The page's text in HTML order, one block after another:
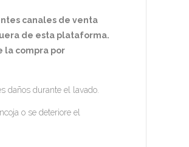
canales de venta
de esta plataforma.
la compra por
daños durante el lavado.
o se deteriore el